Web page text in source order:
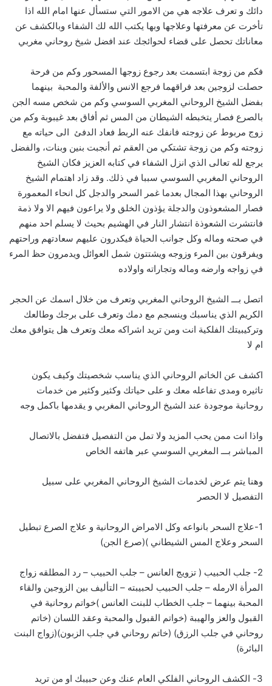
دائك و تعرف علاجه هي من الامور التي ستسأل عنها امام الله اذا
تأخرت عن معرفتها وعلاجها وبها يكتب الله لك الشفاء وبالكشف عن
معاناتك تحصل على قضاء لحوائجك عند افضل شيخ روحاني مغربي
فكم من زوجة ابتسمت بعد رجوع زوجها المسحور وكم من فرحة
حصلت لزوجين بعد فراقهما فرجع الانس والألفة والمحبة بينهما
بفضل الشيخ الروحاني المغربي السوسي وكم من شخص مسه الجن
بالصرع فصار يتخبطه الشيطان من المس ثم أفاق بعد غيبوبة وكم من
زوج مربوط عن زوجته فانفك عنه الربط فعاد الدفئ الى حياته مع
زوجته وكم من زوجة تشتكي من العقم ثم أنجبت بنين وبنات، والفضل
يرجع لله تعالى الذي انزل الشفاء في كتابه العزيز فكان الشيخ
الروحاني المغربي السوسي سببا في ذلك. وقد زاد اهتمام الشيخ
الروحاني بهذا المجال بعدما غمر السحر والدجل كل انحاء المعمورة
فصار المشعوذون والدجلة يؤذون الخلق ولا يراعون فيهم الا ولا ذمة
فانتشرت الشعوذة انتشار النار في الهشيم بحيث لا يسلم احد منهم
في صحته وماله وكل جوانب الحياة فيكدرون عليهم سعادتهم وراحتهم
ويفرقون بين المرء وزوجه ويشتتون شمل العوائل ويدمرون حظ المرء
في زواجه وارضه وماله وتجاراته واولاده
اتصل بـــ الشيخ الروحاني المغربي وتعرف من خلال اسمك عن الحجر
الكريم الذي يناسبك وينسجم مع دمك وتعرف على برجك وطالعك
وتركيبيتك الفلكية انت ومن تريد اشراكه معك وتعرف هل يتوافق معك
ام لا
اكشف عن الخاتم الروحاني الذي يناسب شخصيتك وكيف يكون
تاثيره ومدى تفاعله معك و على حياتك وكثير وكثير من خدمات
روحانية موجودة عند الشيخ الروحاني المغربي و يقدمها باكمل وجه
واذا انت ممن يحب المزيد ولا تمل من التفصيل فتفضل بالاتصال
المباشر بـــ المغربي السوسي عبر هاتفه الخاص
وهنا يتم عرض لخدمات الشيخ الروحاني المغربي على سبيل
التفصيل لا الحصر
1-علاج السحر بانواعه وكل الامراض الروحانية و علاج الصرع تبطيل
السحر وعلاج المس الشيطاني )(صرع الجن)
2- جلب الحبيب ( تزويج العانس – جلب الحبيب – رد المطلقه زواج
المرأة الارمله – جلب الحبيب لحبيبته – التأليف بين الزوجين والقاء
المحبة بينهما – جلب الخطاب للبنت العانس )خواتم روحانية في
القبول والعز والهيبة (خواتم القبول والمحبة وعقد اللسان (خاتم
روحاني في جلب الرزق) (خاتم روحاني في جلب الزبون)(زواج البنت
البائرة)
3- الكشف الروحاني الفلكي العام عنك وعن حبيبك او من تريد